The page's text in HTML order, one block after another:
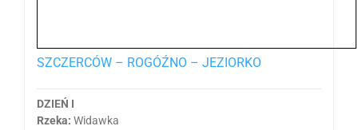
SZCZERCÓW – ROGÓŹNO – JEZIORKO
DZIEŃ I
Rzeka: Widawka